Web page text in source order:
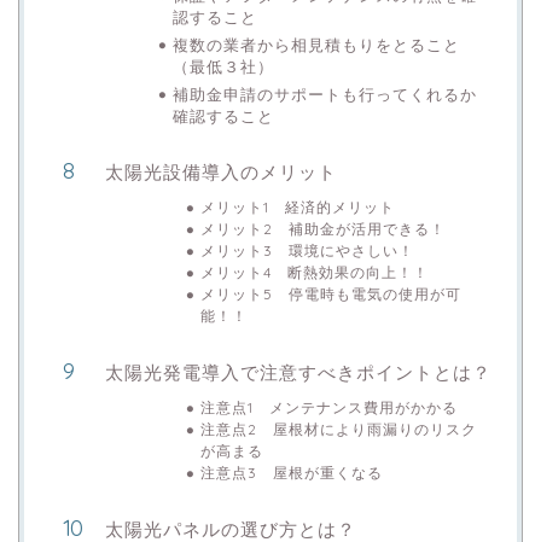
認すること
複数の業者から相見積もりをとること
（最低３社）
補助金申請のサポートも行ってくれるか
確認すること
太陽光設備導入のメリット
メリット1 経済的メリット
メリット2 補助金が活用できる！
メリット3 環境にやさしい！
メリット4 断熱効果の向上！！
メリット5 停電時も電気の使用が可
能！！
太陽光発電導入で注意すべきポイントとは？
注意点1 メンテナンス費用がかかる
注意点2 屋根材により雨漏りのリスク
が高まる
注意点3 屋根が重くなる
太陽光パネルの選び方とは？